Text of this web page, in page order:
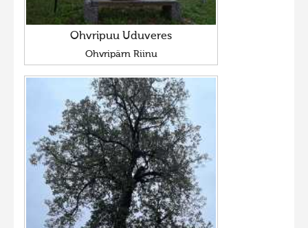
Ohvripuu Uduveres
Ohvripärn Riinu